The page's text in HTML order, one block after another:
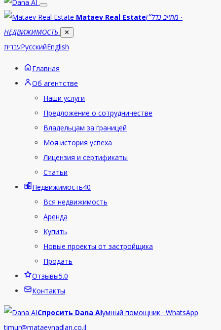
Mataev Real Estateמתייב נדל״ן ·
НЕДВИЖИМОСТЬ
✕
עבריתРусскийEnglish
Главная
Об агентстве
Наши услуги
Предложение о сотрудничестве
Владельцам за границей
Моя история успеха
Лицензия и сертификаты
Статьи
Недвижимость40
Вся недвижимость
Аренда
Купить
Новые проекты от застройщика
Продать
Отзывы5.0
Контакты
Спросить Dana AIумный помощник · WhatsApp
timur@mataevnadlan.co.il